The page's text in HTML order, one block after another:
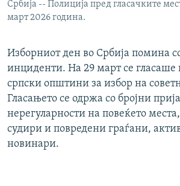
Србија -- Полиција пред гласачките
март 2026 година.
Изборниот ден во Србија помина
инциденти. На 29 март се гласаше
српски општини за избор на
Гласањето се одржа со бројни
нерегуларности на повеќето
судири и повредени граѓани,
новинари.